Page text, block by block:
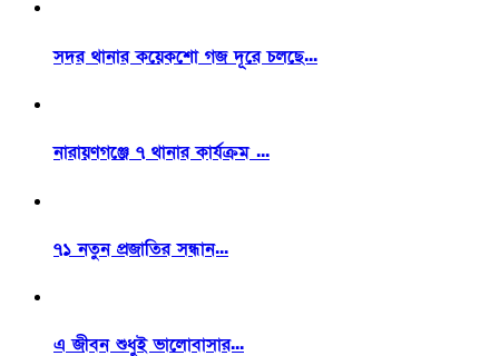
সদর থানার কয়েকশো গজ দূরে চলছে...
নারায়ণগঞ্জে ৭ থানার কার্যক্রম ...
৭১ নতুন প্রজাতির সন্ধান...
এ জীবন শুধুই ভালোবাসার...